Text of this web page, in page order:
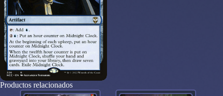
Productos relacionados